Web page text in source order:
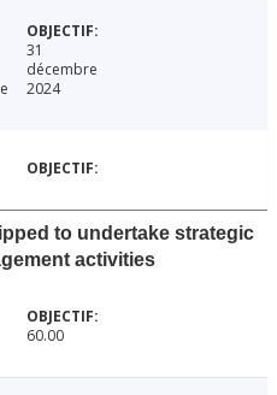
31
décembre
2024
to undertake strategic
activities
60.00